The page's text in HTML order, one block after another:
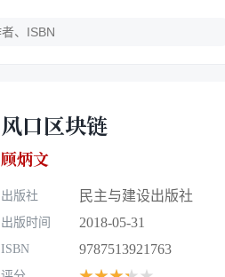
风口区块链
顾炳文
出版社 民主与建设出版社
出版时间 2018-05-31
ISBN 9787513921763